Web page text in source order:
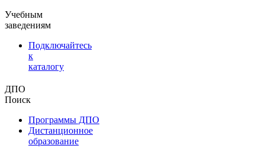
Учебным
заведениям
Подключайтесь
к
каталогу
ДПО
Поиск
Программы ДПО
Дистанционное
образование